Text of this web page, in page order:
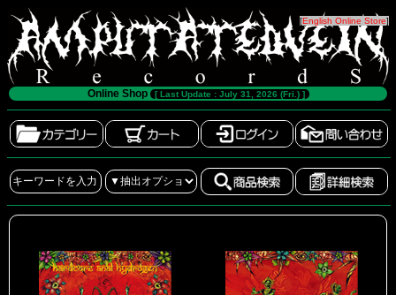
[English Online Store]
Online Shop [ Last Update : July 31, 2026 (Fri.) ]